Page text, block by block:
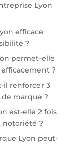
Lyon
efficace
?
permet-elle
?
il renforcer 3
marque ?
est-elle 2 fois
notoriété ?
Lyon peut-